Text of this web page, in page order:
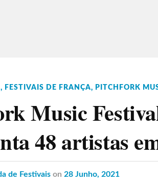
, FESTIVAIS DE FRANÇA, PITCHFORK
Music
48 artistas
de Festivais on 28 Junho, 2021